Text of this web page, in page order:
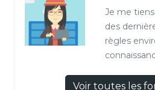
Je me
des
règles
Voir toutes les